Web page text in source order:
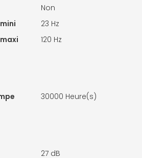
Non
23 Hz
120 Hz
30000 Heure(s)
27 dB